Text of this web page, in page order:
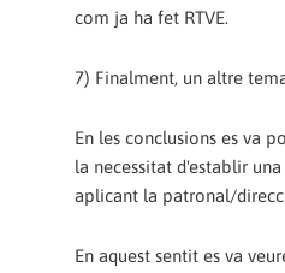
com ja ha fet RTVE.
7) Finalment, un altre
En les conclusions es va
la necessitat d'establir
aplicant la patronal/
En aquest sentit es va